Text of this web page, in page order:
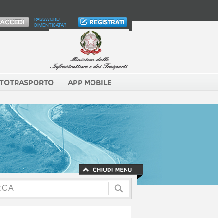
PASSWORD
DIMENTICATA?
APP MOBILE